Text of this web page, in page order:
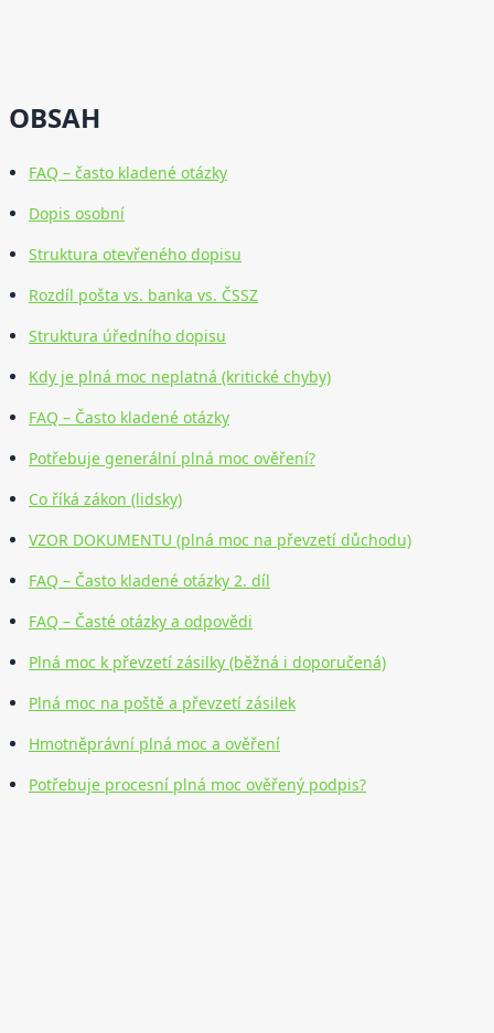
OBSAH
FAQ – často kladené otázky
Dopis osobní
Struktura otevřeného dopisu
Rozdíl pošta vs. banka vs. ČSSZ
Struktura úředního dopisu
Kdy je plná moc neplatná (kritické chyby)
FAQ – Často kladené otázky
Potřebuje generální plná moc ověření?
Co říká zákon (lidsky)
VZOR DOKUMENTU (plná moc na převzetí důchodu)
FAQ – Často kladené otázky 2. díl
FAQ – Časté otázky a odpovědi
Plná moc k převzetí zásilky (běžná i doporučená)
Plná moc na poště a převzetí zásilek
Hmotněprávní plná moc a ověření
Potřebuje procesní plná moc ověřený podpis?